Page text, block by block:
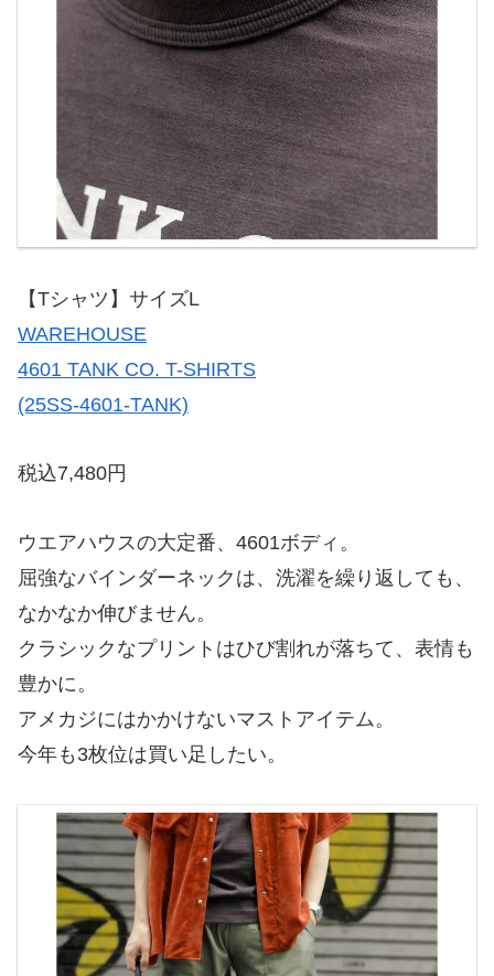
【Tシャツ】サイズL
WAREHOUSE
4601 TANK CO. T-SHIRTS
(25SS-4601-TANK)
税込7,480円
ウエアハウスの大定番、4601ボディ。
屈強なバインダーネックは、洗濯を繰り返しても、
なかなか伸びません。
クラシックなプリントはひび割れが落ちて、表情も
豊かに。
アメカジにはかかけないマストアイテム。
今年も3枚位は買い足したい。